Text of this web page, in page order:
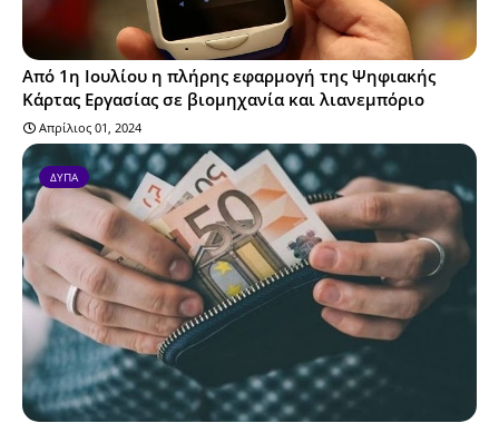
Από 1η Ιουλίου η πλήρης εφαρμογή της Ψηφιακής
Κάρτας Εργασίας σε βιομηχανία και λιανεμπόριο
Απρίλιος 01, 2024
ΔΥΠΑ